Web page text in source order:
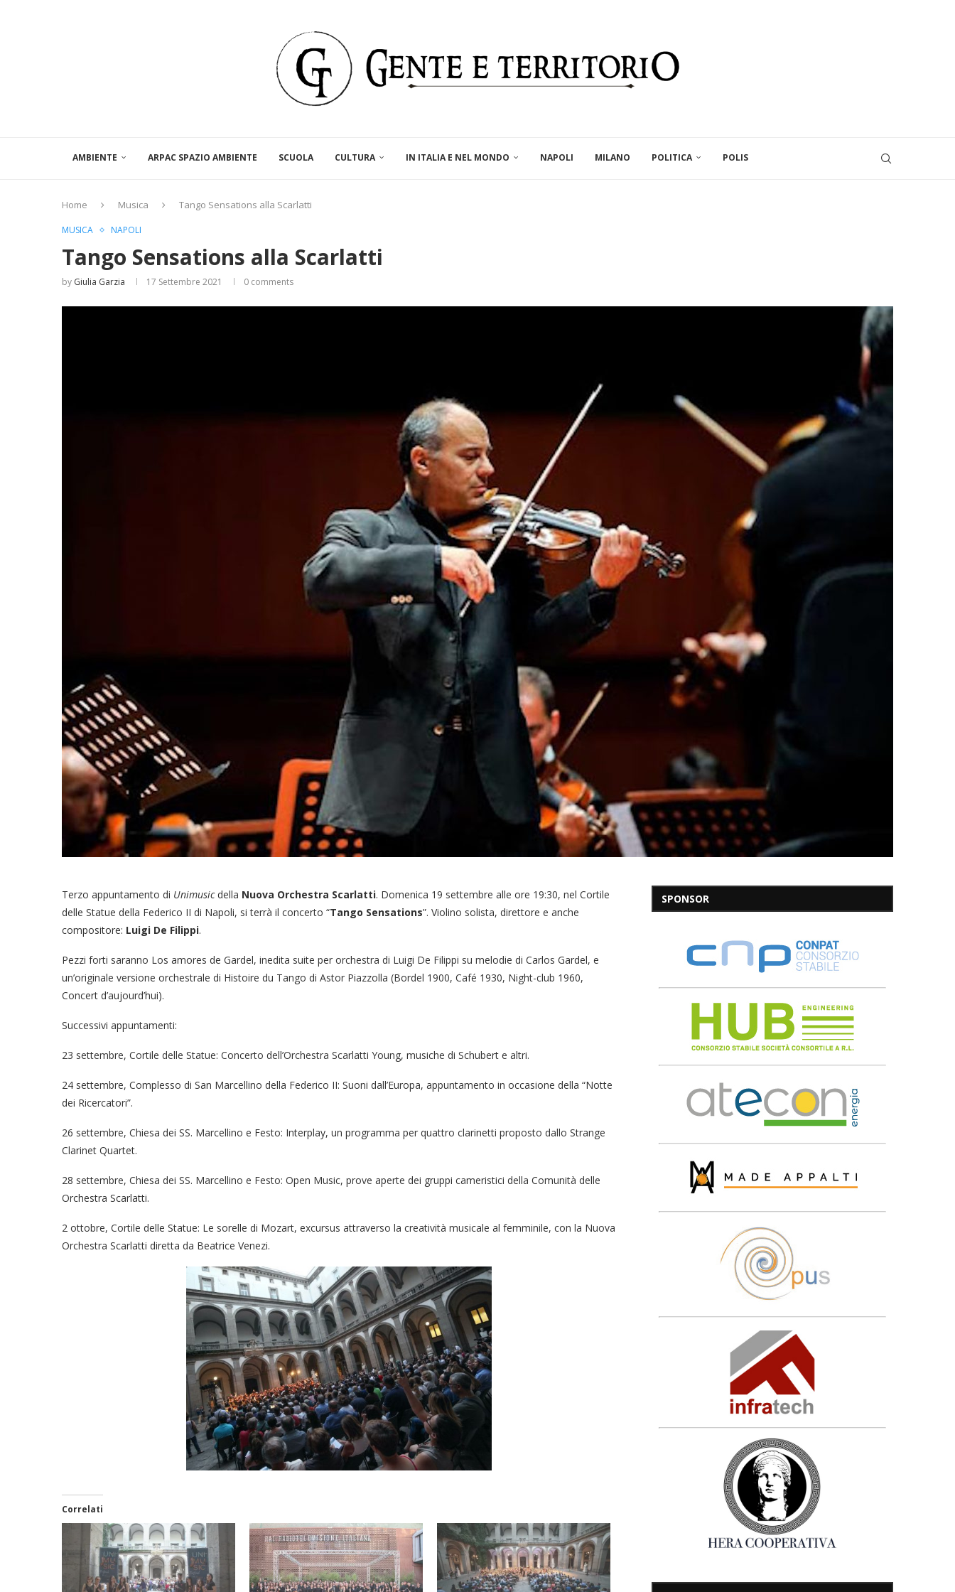
AMBIENTE ARPAC SPAZIO AMBIENTE SCUOLA CULTURA IN ITALIA E NEL MONDO NAPOLI MILANO POLITICA POLIS
Home Musica Tango Sensations alla Scarlatti
MUSICA NAPOLI
Tango Sensations alla Scarlatti
by Giulia Garzia 17 Settembre 2021 0 comments
Terzo appuntamento di Unimusicdella Nuova Orchestra Scarlatti. Domenica 19 settembre alle ore 19:30, nel Cortile
delle Statue della Federico II di Napoli, si terrà il concerto “Tango Sensations”. Violino solista, direttore e anche
compositore: Luigi De Filippi.
Pezzi forti saranno Los amores de Gardel, inedita suite per orchestra di Luigi De Filippi su melodie di Carlos Gardel, e
un’originale versione orchestrale di Histoire du Tango di Astor Piazzolla (Bordel 1900, Café 1930, Night-club 1960,
Concert d’aujourd’hui).
Successivi appuntamenti:
23 settembre, Cortile delle Statue: Concerto dell’Orchestra Scarlatti Young, musiche di Schubert e altri.
24 settembre, Complesso di San Marcellino della Federico II: Suoni dall’Europa, appuntamento in occasione della “Notte
dei Ricercatori”.
26 settembre, Chiesa dei SS. Marcellino e Festo: Interplay, un programma per quattro clarinetti proposto dallo Strange
Clarinet Quartet.
28 settembre, Chiesa dei SS. Marcellino e Festo: Open Music, prove aperte dei gruppi cameristici della Comunità delle
Orchestra Scarlatti.
2 ottobre, Cortile delle Statue: Le sorelle di Mozart, excursus attraverso la creatività musicale al femminile, con la Nuova
Orchestra Scarlatti diretta da Beatrice Venezi.
Correlati
SPONSOR